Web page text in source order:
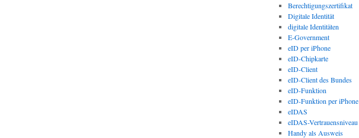
Berechtigungszertifikat
Digitale Identität
digitale Identitäten
E-Government
eID per iPhone
eID-Chipkarte
eID-Client
eID-Client des Bundes
eID-Funktion
eID-Funktion per iPhone
eIDAS
eIDAS-Vertrauensniveau
Handy als Ausweis